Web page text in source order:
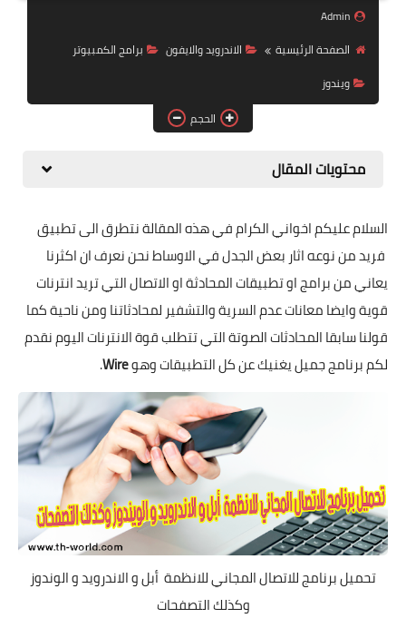
اخبار
تطبيقات الاطفال
Admin
الصفحة الرئيسية
الاندرويد والايفون
برامج الكمبيوتر
ويندوز
الحجم
محتويات المقال
السلام عليكم اخواني الكرام في هذه المقالة نتطرق الى تطبيق
فريد من نوعه اثار بعض الجدل في الاوساط نحن نعرف ان اكثرنا
يعاني من برامج او تطبيقات المحادثة او الاتصال التي تريد انترنات
قوية وايضا معانات عدم السرية والتشفير لمحادثاتنا ومن ناحية كما
قولنا سابقا المحادثات الصوتة التي تتطلب قوة الانترنات اليوم نقدم
لكم برنامج جميل يغنيك عن كل التطبيقات وهو
.
تحميل برنامج للاتصال المجاني للانظمة أبل و الاندرويد و الوندوز
وكذلك التصفحات